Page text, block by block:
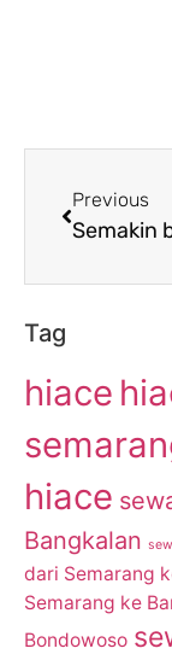
Previous
Tag
hiace
hiace
Bangkalan
dari Semarang
Semarang ke
Bondowoso